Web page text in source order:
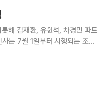
해 김재환, 유원석, 차경민 파트
는 7월 1일부터 시행되는 조직